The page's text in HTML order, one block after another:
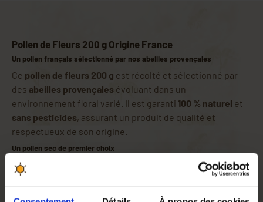
Pollen de Fleurs 200 g Origine France
Un pollen français sélectionné par nos abeilles provençales
Ce pollen de fleurs 200 g est récolté et sélectionné par
des abeilles provençales évoluant dans un
environnement floral varié. Il est garanti 100 % naturel et
sans pesticides, assurant un produit de qualité et
respectueux de son origine.
Un pollen sec de premier choix
Issu de
, ce pollen sec se distingue par
ses couleurs riches et variées, reflet de la diversité